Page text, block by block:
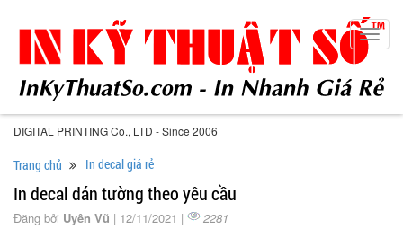
DIGITAL PRINTING Co., LTD - Since 2006
Trang chủ In decal giá rẻ
In decal dán tường theo yêu cầu
Đăng bởi Uyên Vũ | 12/11/2021 | 2281